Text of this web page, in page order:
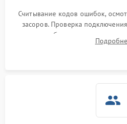
Считывание кодов ошибок,
засоров. Проверка
жалоб на отсутствие
разбрызгивателей или